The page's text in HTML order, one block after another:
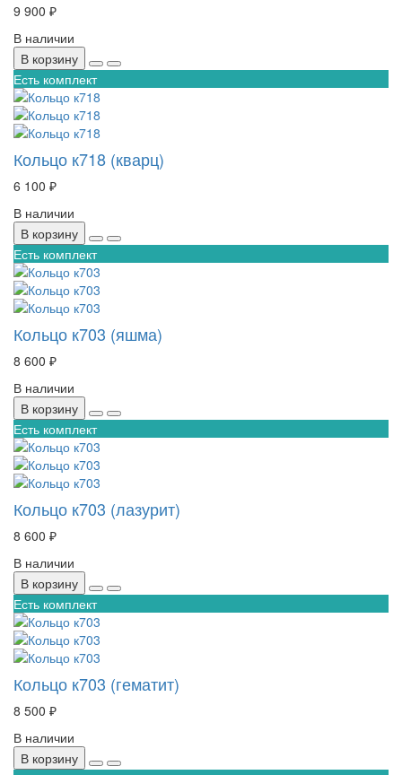
9 900 ₽
В наличии
В корзину
Есть комплект
Кольцо к718 (кварц)
6 100 ₽
В наличии
В корзину
Есть комплект
Кольцо к703 (яшма)
8 600 ₽
В наличии
В корзину
Есть комплект
Кольцо к703 (лазурит)
8 600 ₽
В наличии
В корзину
Есть комплект
Кольцо к703 (гематит)
8 500 ₽
В наличии
В корзину